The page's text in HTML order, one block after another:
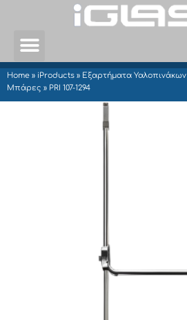
Home » iProducts » Εξαρτήματα Υαλοπινάκων
Μπάρες » PRI 107-1294